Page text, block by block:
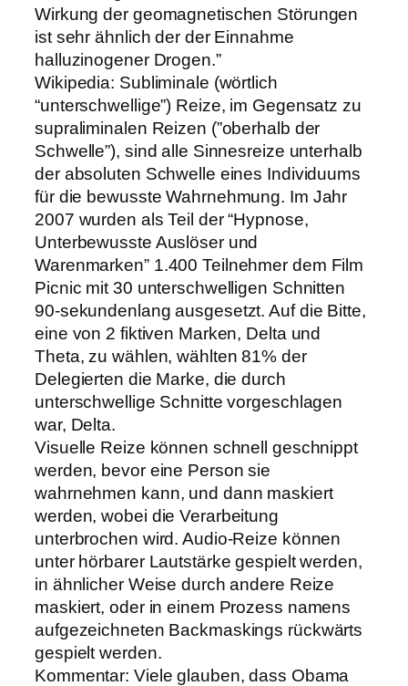
Wirkung der geomagnetischen Störungen
ist sehr ähnlich der der Einnahme
halluzinogener Drogen.”
Wikipedia: Subliminale (wörtlich
“unterschwellige”) Reize, im Gegensatz zu
supraliminalen Reizen (”oberhalb der
Schwelle”), sind alle Sinnesreize unterhalb
der absoluten Schwelle eines Individuums
für die bewusste Wahrnehmung. Im Jahr
2007 wurden als Teil der “Hypnose,
Unterbewusste Auslöser und
Warenmarken” 1.400 Teilnehmer dem Film
Picnic mit 30 unterschwelligen Schnitten
90-sekundenlang ausgesetzt. Auf die Bitte,
eine von 2 fiktiven Marken, Delta und
Theta, zu wählen, wählten 81% der
Delegierten die Marke, die durch
unterschwellige Schnitte vorgeschlagen
war, Delta.
Visuelle Reize können schnell geschnippt
werden, bevor eine Person sie
wahrnehmen kann, und dann maskiert
werden, wobei die Verarbeitung
unterbrochen wird. Audio-Reize können
unter hörbarer Lautstärke gespielt werden,
in ähnlicher Weise durch andere Reize
maskiert, oder in einem Prozess namens
aufgezeichneten Backmaskings rückwärts
gespielt werden.
Kommentar: Viele glauben, dass Obama